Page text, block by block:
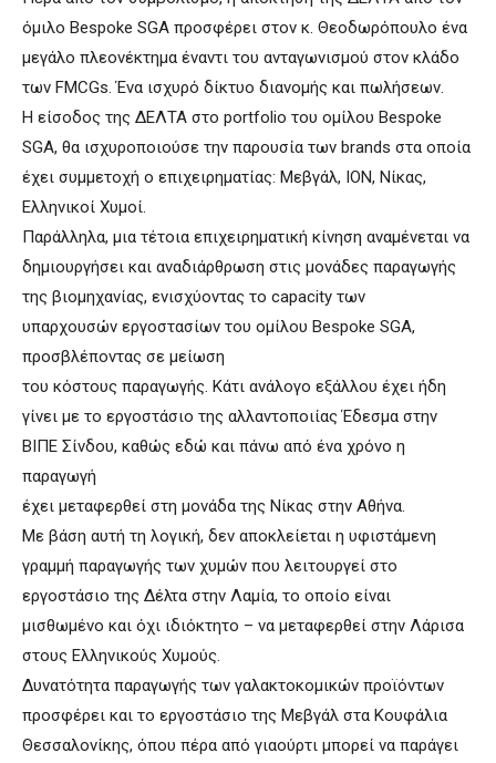
όμιλο Bespoke SGA προσφέρει στον κ. Θεοδωρόπουλο ένα
μεγάλο πλεονέκτημα έναντι του ανταγωνισμού στον κλάδο
των FMCGs. Ένα ισχυρό δίκτυο διανομής και πωλήσεων.
Η είσοδος της ΔΕΛΤΑ στο portfolio του ομίλου Bespoke
SGA, θα ισχυροποιούσε την παρουσία των brands στα οποία
έχει συμμετοχή ο επιχειρηματίας: Μεβγάλ, ΙΟΝ, Νίκας,
Ελληνικοί Χυμοί.
Παράλληλα, μια τέτοια επιχειρηματική κίνηση αναμένεται να
δημιουργήσει και αναδιάρθρωση στις μονάδες παραγωγής
της βιομηχανίας, ενισχύοντας το capacity των
υπαρχουσών εργοστασίων του ομίλου Bespoke SGA,
προσβλέποντας σε μείωση
του κόστους παραγωγής. Κάτι ανάλογο εξάλλου έχει ήδη
γίνει με το εργοστάσιο της αλλαντοποιίας Έδεσμα στην
ΒΙΠΕ Σίνδου, καθώς εδώ και πάνω από ένα χρόνο η
παραγωγή
έχει μεταφερθεί στη μονάδα της Νίκας στην Αθήνα.
Με βάση αυτή τη λογική, δεν αποκλείεται η υφιστάμενη
γραμμή παραγωγής των χυμών που λειτουργεί στο
εργοστάσιο της Δέλτα στην Λαμία, το οποίο είναι
μισθωμένο και όχι ιδιόκτητο – να μεταφερθεί στην Λάρισα
στους Ελληνικούς Χυμούς.
Δυνατότητα παραγωγής των γαλακτοκομικών προϊόντων
προσφέρει και το εργοστάσιο της Μεβγάλ στα Κουφάλια
Θεσσαλονίκης, όπου πέρα από γιαούρτι μπορεί να παράγει